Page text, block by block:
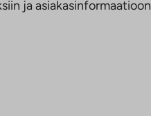
ja asiakasinformaatioon